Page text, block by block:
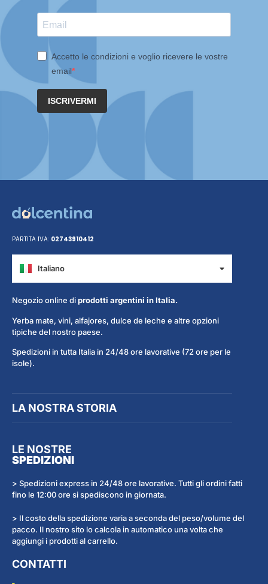
Accetto le condizioni e voglio ricevere le vostre
email
ISCRIVERMI
PARTITA IVA: 02743910412
Italiano
Español
Negozio online diprodotti argentini in Italia.
Yerba mate, vini, alfajores, dulce de leche e altre opzioni
tipiche del nostro paese.
Spedizioni in tutta Italia in 24/48 ore lavorative (72 ore per le
isole).
LA NOSTRA STORIA
LE NOSTRE
SPEDIZIONI
> Spedizioni express in 24/48 ore lavorative. Tutti gli ordini fatti
fino le 12:00 ore si spediscono in giornata.
> Il costo della spedizione varia a seconda del peso/volume del
pacco. Il nostro sito lo calcola in automatico una volta che
aggiungi i prodotti al carrello.
CONTATTI